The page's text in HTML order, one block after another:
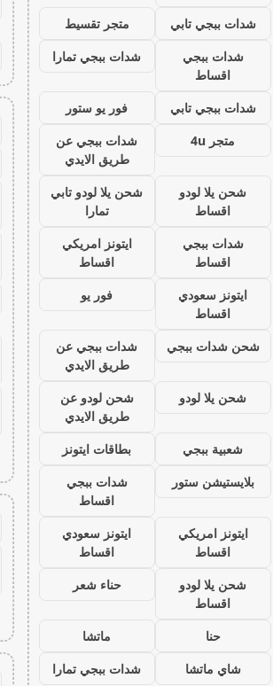
شدات ببجي تابي
متجر تقسيط
شدات ببجي
اقساط
شدات ببجي تمارا
شدات ببجي تابي
فور يو ستور
متجر 4u
شدات ببجي عن
طريق الايدي
شحن يلا لودو
اقساط
شحن يلا لودو تابي
تمارا
شدات ببجي
اقساط
ايتونز امريكي
اقساط
ايتونز سعودي
اقساط
فور يو
شحن شدات ببجي
شدات ببجي عن
طريق الايدي
شحن يلا لودو
شحن لودو عن
طريق الايدي
شعبية ببجي
بطاقات ايتونز
بلايستيشن ستور
شدات ببجي
اقساط
ايتونز امريكي
اقساط
ايتونز سعودي
اقساط
شحن يلا لودو
اقساط
حناء شعر
حنا
ماتشا
شاي ماتشا
شدات ببجي تمارا